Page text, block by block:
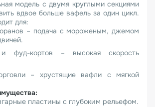
модель с двумя круглыми секциями
вдвое больше вафель за один цикл.
для:
– подача с мороженым, джемом
фуд-кортов – высокая скорость
– хрустящие вафли с мягкой
пластины с глубоким рельефом.